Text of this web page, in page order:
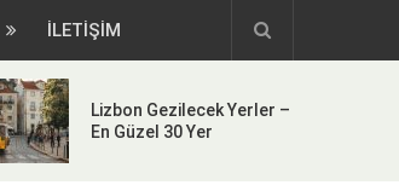
İLETİŞİM
Lizbon Gezilecek Yerler –
En Güzel 30 Yer